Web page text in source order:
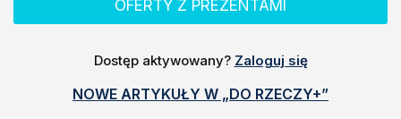
OFERTY Z PREZENTAMI
Dostęp aktywowany? Zaloguj się
NOWE ARTYKUŁY W „DO RZECZY+”